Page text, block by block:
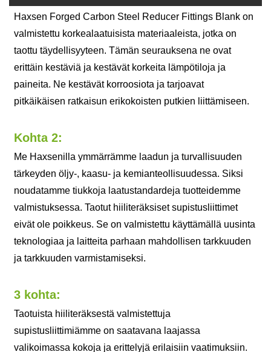
Haxsen Forged Carbon Steel Reducer Fittings Blank on
valmistettu korkealaatuisista materiaaleista, jotka on
taottu täydellisyyteen. Tämän seurauksena ne ovat
erittäin kestäviä ja kestävät korkeita lämpötiloja ja
paineita. Ne kestävät korroosiota ja tarjoavat
pitkäikäisen ratkaisun erikokoisten putkien liittämiseen.
Kohta 2:
Me Haxsenilla ymmärrämme laadun ja turvallisuuden
tärkeyden öljy-, kaasu- ja kemianteollisuudessa. Siksi
noudatamme tiukkoja laatustandardeja tuotteidemme
valmistuksessa. Taotut hiiliteräksiset supistusliittimet
eivät ole poikkeus. Se on valmistettu käyttämällä uusinta
teknologiaa ja laitteita parhaan mahdollisen tarkkuuden
ja tarkkuuden varmistamiseksi.
3 kohta:
Taotuista hiiliteräksestä valmistettuja
supistusliittimiämme on saatavana laajassa
valikoimassa kokoja ja erittelyjä erilaisiin vaatimuksiin.